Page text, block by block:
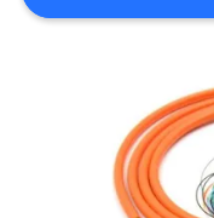
PENAWARAN
SITEMAP